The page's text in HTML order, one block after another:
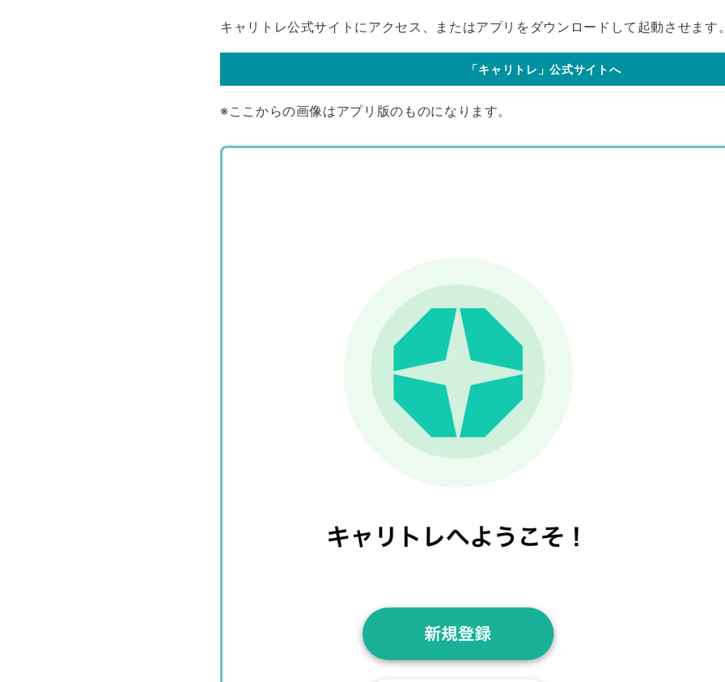
キャリトレ公式サイトにアクセス、またはアプリをダウンロードして起動させます
「キャリトレ」公式サイトへ
※ここからの画像はアプリ版のものになります。